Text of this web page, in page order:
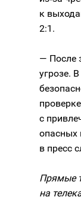
к
2:1.
— После
угрозе.
с
опасных
в пресс
Прямые
на